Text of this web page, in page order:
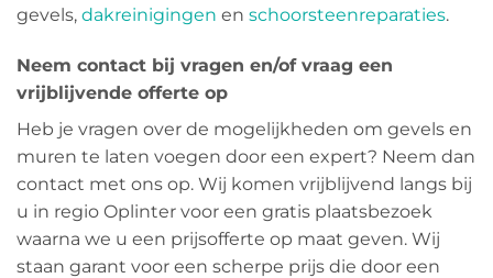
gevels, dakreinigingen en schoorsteenreparaties.
Neem contact bij vragen en/of vraag een
vrijblijvende offerte op
Heb je vragen over de mogelijkheden om gevels en
muren te laten voegen door een expert? Neem dan
contact met ons op. Wij komen vrijblijvend langs bij
u in regio Oplinter voor een gratis plaatsbezoek
waarna we u een prijsofferte op maat geven. Wij
staan garant voor een scherpe prijs die door een